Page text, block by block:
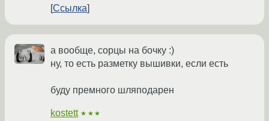
Ссылка
а вообще, сорцы на бочку :)
ну, то есть разметку вышивки, если есть
буду премного шляподарен
kostett ★★★